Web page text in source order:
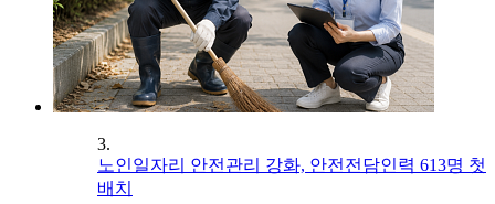
3.
노인일자리 안전관리 강화, 안전전담인력 613명 첫
배치